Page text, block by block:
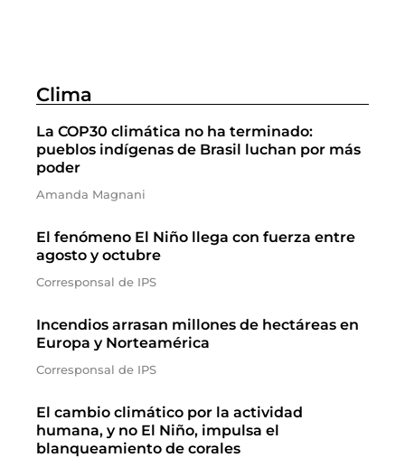
Clima
La COP30 climática no ha terminado:
pueblos indígenas de Brasil luchan por más
poder
Amanda Magnani
El fenómeno El Niño llega con fuerza entre
agosto y octubre
Corresponsal de IPS
Incendios arrasan millones de hectáreas en
Europa y Norteamérica
Corresponsal de IPS
El cambio climático por la actividad
humana, y no El Niño, impulsa el
blanqueamiento de corales